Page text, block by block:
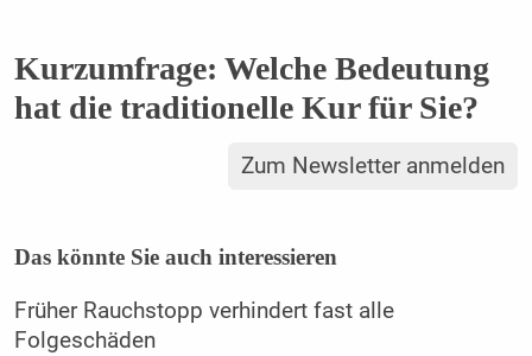
Kurzumfrage: Welche Bedeutung
hat die traditionelle Kur für Sie?
Zum Newsletter anmelden
Das könnte Sie auch interessieren
Früher Rauchstopp verhindert fast alle
Folgeschäden